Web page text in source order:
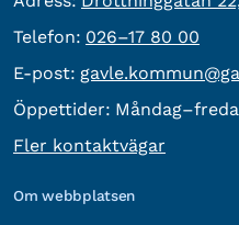
Telefon: Telefon:
026–17 80 00
E-post: E-post:
Öppettider:
Fler kontaktvägar
Om webbplatsen